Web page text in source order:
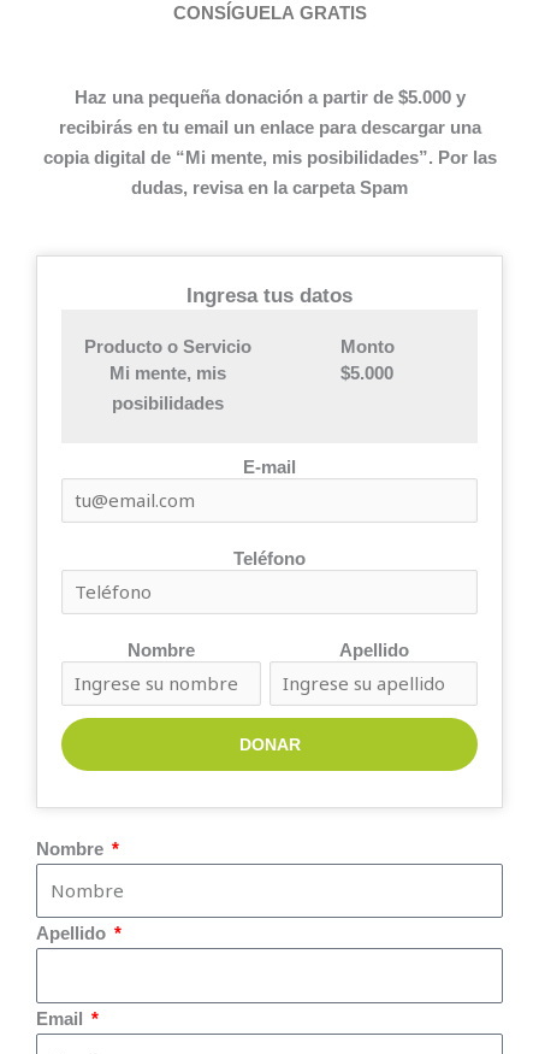
CONSÍGUELA GRATIS
Haz una pequeña donación a partir de $5.000 y
recibirás en tu email un enlace para descargar una
copia digital de “Mi mente, mis posibilidades”. Por las
dudas, revisa en la carpeta Spam
Ingresa tus datos
Producto o Servicio
Mi mente, mis
posibilidades
Monto
$5.000
E-mail
Teléfono
Nombre Apellido
DONAR
Nombre
Apellido
Email